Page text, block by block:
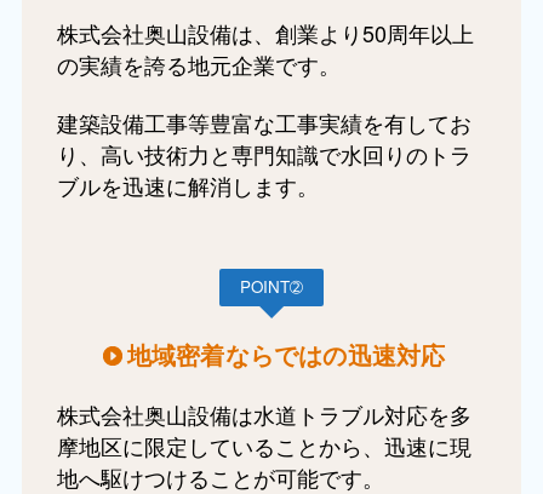
株式会社奥山設備は、創業より50周年以上
の実績を誇る地元企業です。
建築設備工事等豊富な工事実績を有してお
り、高い技術力と専門知識で水回りのトラ
ブルを迅速に解消します。
POINT➁
地域密着ならではの迅速対応
株式会社奥山設備は水道トラブル対応を多
摩地区に限定していることから、迅速に現
地へ駆けつけることが可能です。